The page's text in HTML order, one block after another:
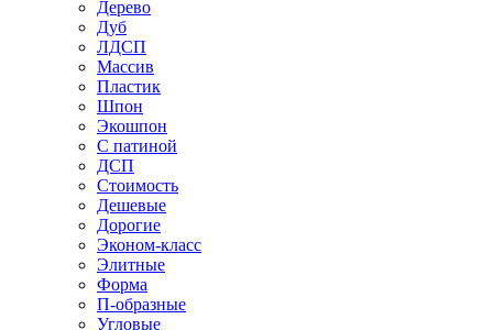
Дерево
Дуб
ЛДСП
Массив
Пластик
Шпон
Экошпон
С патиной
ДСП
Стоимость
Дешевые
Дорогие
Эконом-класс
Элитные
Форма
П-образные
Угловые